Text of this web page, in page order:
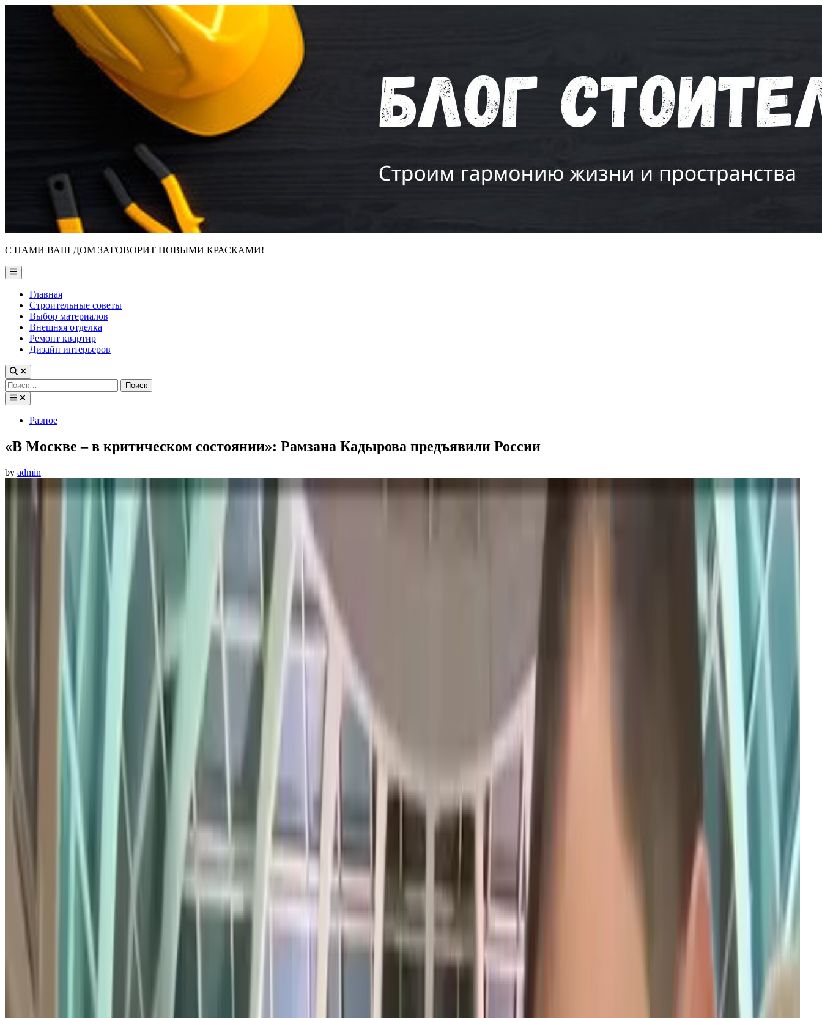
С НАМИ ВАШ ДОМ ЗАГОВОРИТ НОВЫМИ КРАСКАМИ!
Main
Menu
Главная
Строительные советы
Выбор материалов
Внешняя отделка
Ремонт квартир
Дизайн интерьеров
Найти:
PostedРазное
«В Москве – в критическом состоянии»: Рамзана Кадырова предъявили России
by admin